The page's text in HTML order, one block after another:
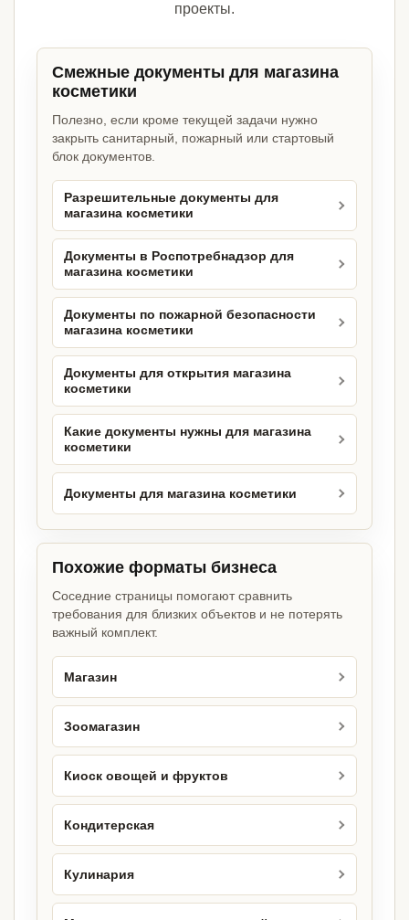
проекты.
Смежные документы для магазина
косметики
Полезно, если кроме текущей задачи нужно
закрыть санитарный, пожарный или стартовый
блок документов.
Разрешительные документы для
магазина косметики
Документы в Роспотребнадзор для
магазина косметики
Документы по пожарной безопасности
магазина косметики
Документы для открытия магазина
косметики
Какие документы нужны для магазина
косметики
Документы для магазина косметики
Похожие форматы бизнеса
Соседние страницы помогают сравнить
требования для близких объектов и не потерять
важный комплект.
Магазин
Зоомагазин
Киоск овощей и фруктов
Кондитерская
Кулинария